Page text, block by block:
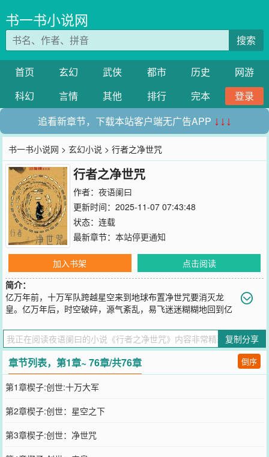
书一书小说网
搜索
首页 玄幻 武侠 都市 历史
网游
科幻
言情 其他 排行 完本
登录
追看新章节，下载本站客户端无广告APP ↓↓↓
书一书小说网 >玄幻小说 > 行者之净世咒
行者之净世咒
作者： 夜语阑曰
更新时间：2025-11-07 07:43:48
状态：连载
最新章节： 本站停更通知
加入书架
点击阅读
简介：
亿万年前，十万军队跨越星空来到地球布置净世咒要消灭龙
皇。亿万年后，时空破碎，源气紊乱，易飞迷迷糊糊地回到亿
法，没有各种装逼，没有后宫，没有功法，没有什么等级分明（怕后
期崩掉了）希望大......家阅读愉快【展开】【收起】
您要是觉得《 行者之净世咒》还不错的话请不要忘记向您QQ群和微博
微信里的朋友推荐哦！
复制分享
章节列表，第1章~ 76章/共76章 倒序
第1章楔子:创世:十万大军
第2章楔子:创世：星空之下
第3章楔子:创世：净世咒